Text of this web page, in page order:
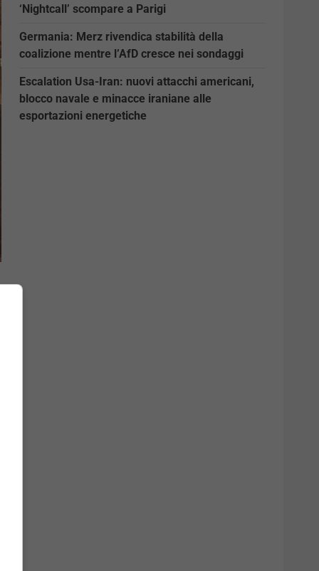
‘Nightcall’ scompare a Parigi
Germania: Merz rivendica stabilità della
coalizione mentre l’AfD cresce nei sondaggi
Escalation Usa-Iran: nuovi attacchi americani,
blocco navale e minacce iraniane alle
esportazioni energetiche